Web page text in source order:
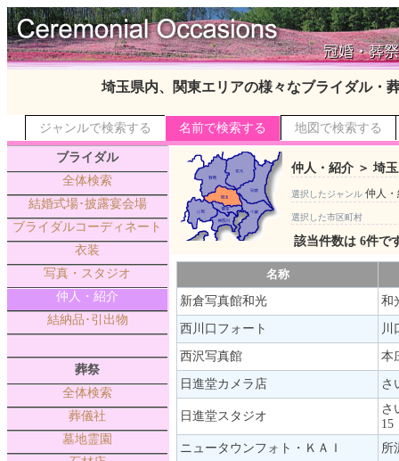
埼玉県内、関東エリアの様々なブライダル・
ジャンルで検索する 名前で検索する 地図で検索する
ブライダル
全体検索
結婚式場･披露宴会場
ブライダルコーディネート
衣装
写真・スタジオ
仲人・紹介
結納品･引出物
葬祭
全体検索
葬儀社
墓地霊園
仲人・紹介 ＞ 埼
選択したジャンル 仲人
選択した市区町村
該当件数は 6件で
名称
新倉写真館和光
和
西川口フォート 川
西沢写真館 本
日進堂カメラ店 さ
日進堂スタジオ
さ
15
ニュータウンフォト・ＫＡＩ
所